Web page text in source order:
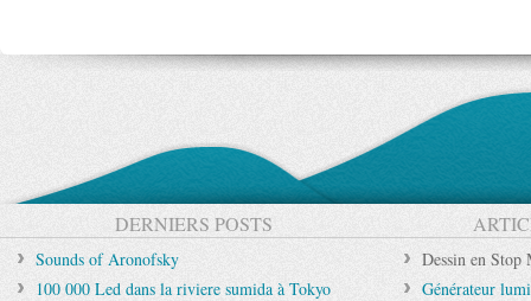
DERNIERS POSTS
Sounds of Aronofsky
100 000 Led dans la riviere sumida à Tokyo
Dessin en Stop
Générateur